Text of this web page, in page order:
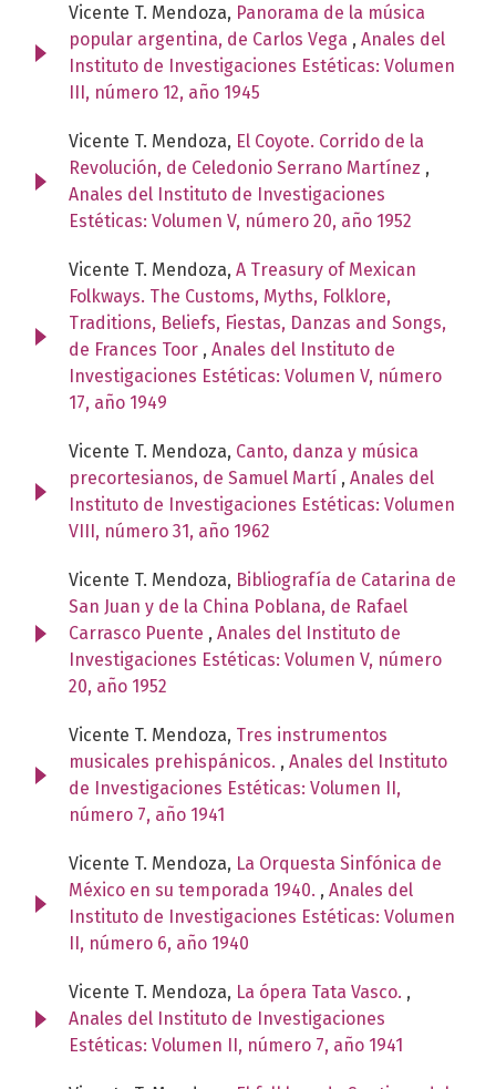
Vicente T. Mendoza, Panorama de la música
popular argentina, de Carlos Vega , Anales del
Instituto de Investigaciones Estéticas: Volumen
III, número 12, año 1945
Vicente T. Mendoza, El Coyote. Corrido de la
Revolución, de Celedonio Serrano Martínez ,
Anales del Instituto de Investigaciones
Estéticas: Volumen V, número 20, año 1952
Vicente T. Mendoza, A Treasury of Mexican
Folkways. The Customs, Myths, Folklore,
Traditions, Beliefs, Fiestas, Danzas and Songs,
de Frances Toor , Anales del Instituto de
Investigaciones Estéticas: Volumen V, número
17, año 1949
Vicente T. Mendoza, Canto, danza y música
precortesianos, de Samuel Martí , Anales del
Instituto de Investigaciones Estéticas: Volumen
VIII, número 31, año 1962
Vicente T. Mendoza, Bibliografía de Catarina de
San Juan y de la China Poblana, de Rafael
Carrasco Puente , Anales del Instituto de
Investigaciones Estéticas: Volumen V, número
20, año 1952
Vicente T. Mendoza, Tres instrumentos
musicales prehispánicos. , Anales del Instituto
de Investigaciones Estéticas: Volumen II,
número 7, año 1941
Vicente T. Mendoza, La Orquesta Sinfónica de
México en su temporada 1940. , Anales del
Instituto de Investigaciones Estéticas: Volumen
II, número 6, año 1940
Vicente T. Mendoza, La ópera Tata Vasco. ,
Anales del Instituto de Investigaciones
Estéticas: Volumen II, número 7, año 1941